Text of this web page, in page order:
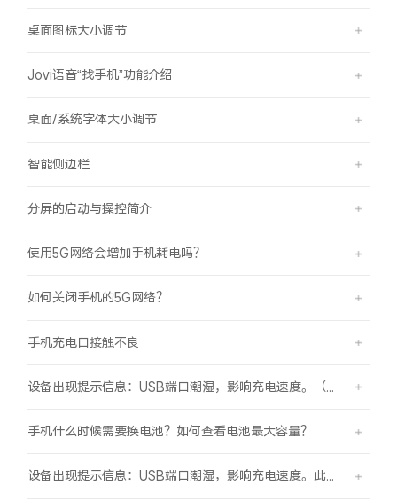
桌面图标大小调节
Jovi语音“找手机”功能介绍
桌面/系统字体大小调节
智能侧边栏
分屏的启动与操控简介
使用5G网络会增加手机耗电吗？
如何关闭手机的5G网络？
手机充电口接触不良
手机什么时候需要换电池？如何查看电池最大容量？
设备出现提示信息：USB端口潮湿，影响充电速度。此时设备不能充电或充电速度变慢。